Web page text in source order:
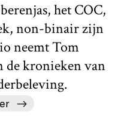
het COC,
non-binair zijn
neemt Tom
de kronieken van